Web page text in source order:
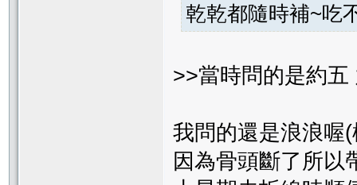
乾乾都隨時補~吃
>>當時問的是約
我問的還是浪浪喔
因為骨頭斷了所以